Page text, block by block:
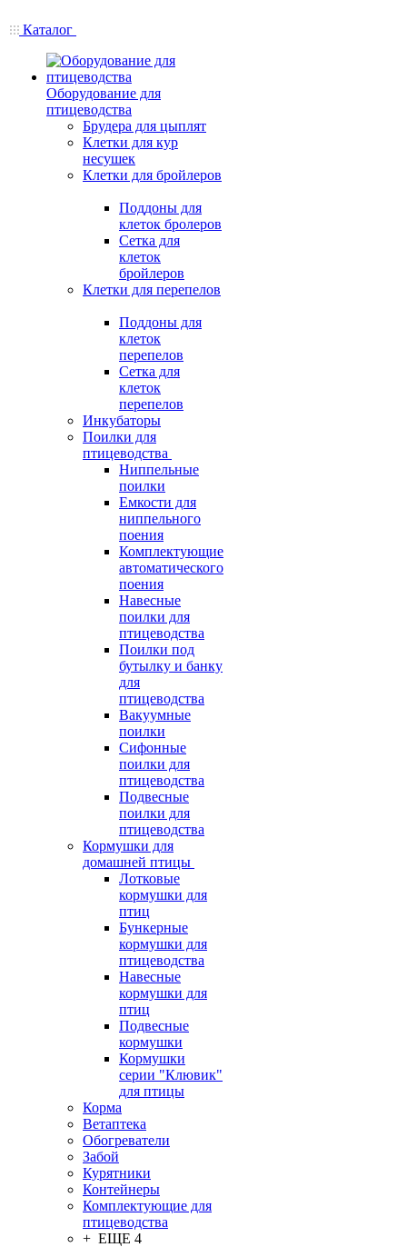
Каталог
Оборудование для
птицеводства
Брудера для цыплят
Клетки для кур
несушек
Клетки для бройлеров
Поддоны для
клеток бролеров
Сетка для
клеток
бройлеров
Клетки для перепелов
Поддоны для
клеток
перепелов
Сетка для
клеток
перепелов
Инкубаторы
Поилки для
птицеводства
Ниппельные
поилки
Емкости для
ниппельного
поения
Комплектующие
автоматического
поения
Навесные
поилки для
птицеводства
Поилки под
бутылку и банку
для
птицеводства
Вакуумные
поилки
Сифонные
поилки для
птицеводства
Подвесные
поилки для
птицеводства
Кормушки для
домашней птицы
Лотковые
кормушки для
птиц
Бункерные
кормушки для
птицеводства
Навесные
кормушки для
птиц
Подвесные
кормушки
Кормушки
серии "Клювик"
для птицы
Корма
Ветаптека
Обогреватели
Забой
Курятники
Контейнеры
Комплектующие для
птицеводства
+ ЕЩЕ 4